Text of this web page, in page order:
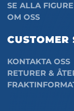
SE ALLA
OM OSS
CUSTOMER
KONTAKTA OSS
RETURER &